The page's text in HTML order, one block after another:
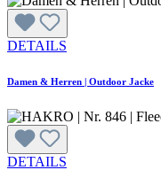
DETAILS
Damen & Herren | Outdoor Jacke
DETAILS